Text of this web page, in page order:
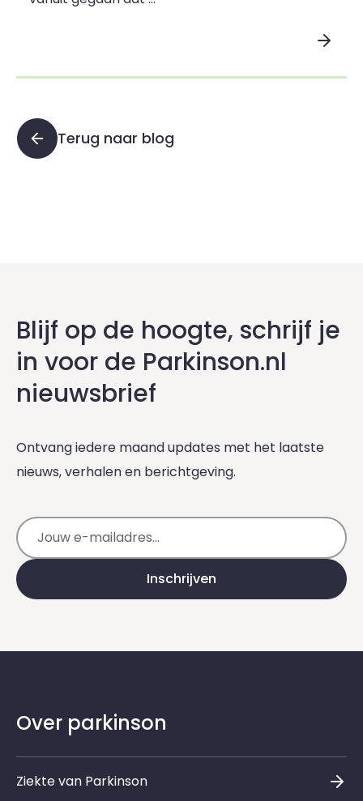
Terug naar blog
Blijf op de hoogte, schrijf je
in voor de Parkinson.nl
nieuwsbrief
Ontvang iedere maand updates met het laatste
nieuws, verhalen en berichtgeving.
E-mailadres
Inschrijven
Over parkinson
Ziekte van Parkinson